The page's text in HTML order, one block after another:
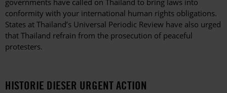
conformity with your international human rights obligations.
States at Thailand’s Universal Periodic Review have also urged
that Thailand refrain from the prosecution of peaceful
protesters.
HISTORIE DIESER URGENT ACTION